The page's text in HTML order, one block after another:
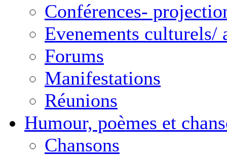
Conférences-
Evenements culturels/
Forums
Manifestations
Réunions
Humour, poèmes et
Chansons